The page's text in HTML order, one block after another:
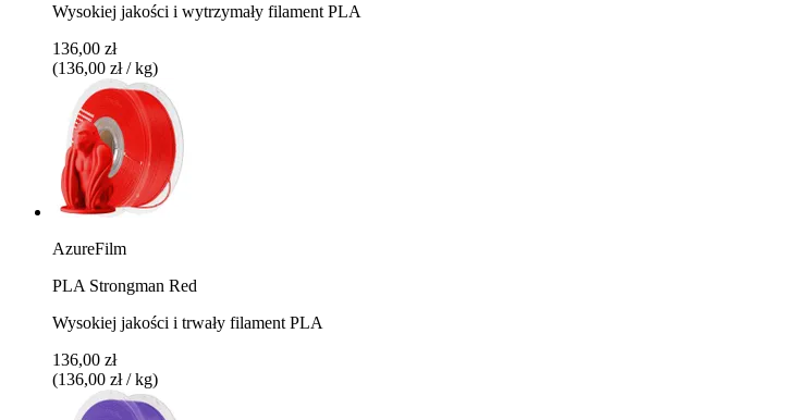
Wysokiej jakości i wytrzymały filament PLA
136,00 zł
(136,00 zł / kg)
AzureFilm
PLA Strongman Red
Wysokiej jakości i trwały filament PLA
136,00 zł
(136,00 zł / kg)